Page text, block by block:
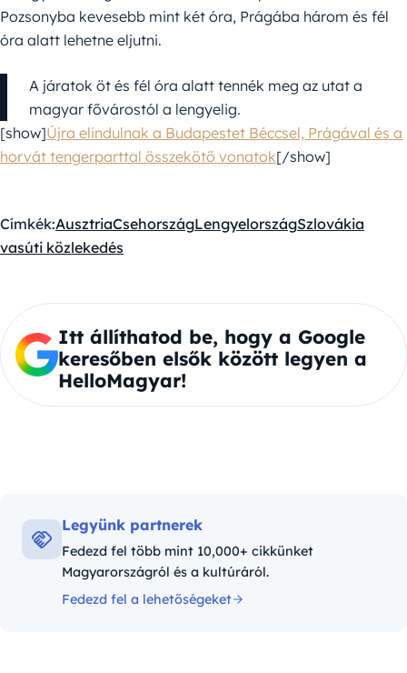
Pozsonyba kevesebb mint két óra, Prágába három és fél
óra alatt lehetne eljutni.
A járatok öt és fél óra alatt tennék meg az utat a
magyar fővárostól a lengyelig.
[show]Újra elindulnak a Budapestet Béccsel, Prágával és a
horvát tengerparttal összekötő vonatok[/show]
Címkék:AusztriaCsehországLengyelországSzlovákia
vasúti közlekedés
Itt állíthatod be, hogy a Google
keresőben elsők között legyen a
HelloMagyar!
Legyünk partnerek
Fedezd fel több mint 10,000+ cikkünket
Magyarországról és a kultúráról.
Fedezd fel a lehetőségeket